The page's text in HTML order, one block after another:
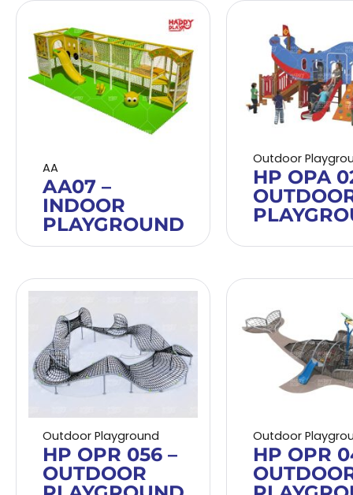
AA
AA07 –
INDOOR
PLAYGROUND
Outdoor
HP OPA
Outdoor Playground
HP OPR 056 –
OUTDOOR
Outdoor
HP OPR